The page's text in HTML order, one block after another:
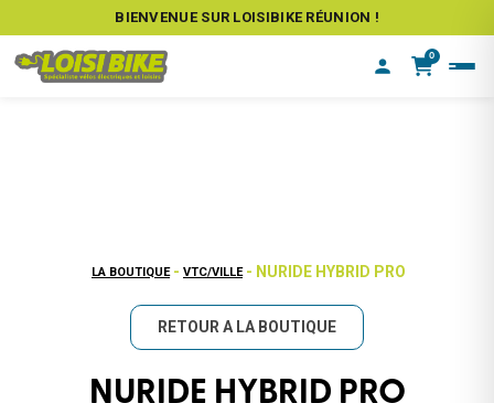
BIENVENUE SUR LOISIBIKE RÉUNION !
0
LA BOUTIQUE - VTC/VILLE - NURIDE HYBRID PRO
RETOUR A LA BOUTIQUE
NURIDE HYBRID PRO